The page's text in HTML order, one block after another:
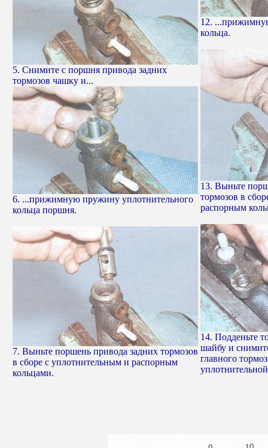
5. Снимите с поршня привода задних
тормозов чашку и...
6. ...прижимную пружину уплотнительного
кольца поршня.
7. Выньте поршень привода задних тормозов
в сборе с уплотнительным и распорным
кольцами.
12.
кольца.
13. Выньте
тормозов в
распорным
14. Подденьте
шайбу и
главного